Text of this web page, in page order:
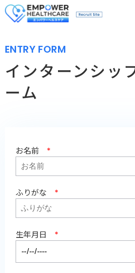
ENTRY FORM
インターンシッ
ーム
お名前 *
ふりがな *
生年月日 *